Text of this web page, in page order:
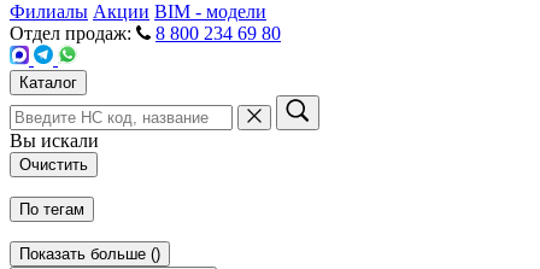
Филиалы Акции BIM - модели
Отдел продаж:
8 800 234 69 80
Каталог
Вы искали
Очистить
По тегам
Показать больше ()